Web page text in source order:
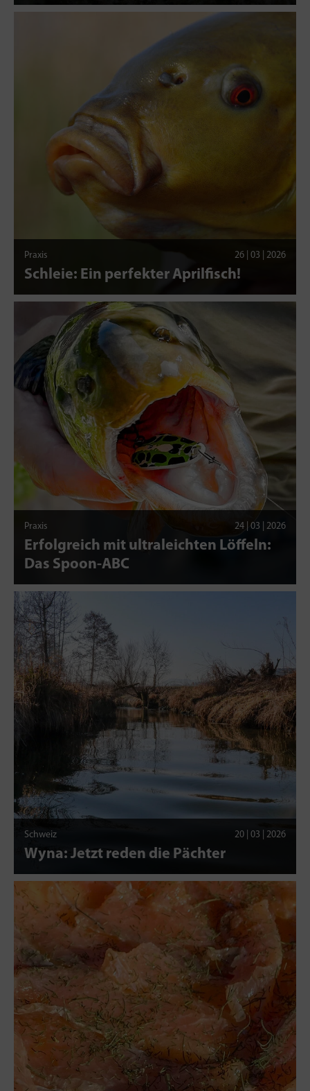
Praxis 26 | 03 | 2026
Schleie: Ein perfekter Aprilfisch!
Praxis 24 | 03 | 2026
Erfolgreich mit ultraleichten Löffeln:
Das Spoon-ABC
Schweiz 20 | 03 | 2026
Wyna: Jetzt reden die Pächter